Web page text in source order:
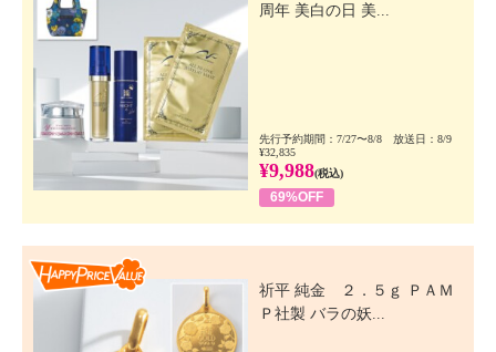
周年 美白の日 美...
先行予約期間：7/27〜8/8 放送日：8/9
¥32,835
¥9,988(税込)
69%OFF
祈平 純金 ２．５ｇ ＰＡＭ
Ｐ社製 バラの妖...